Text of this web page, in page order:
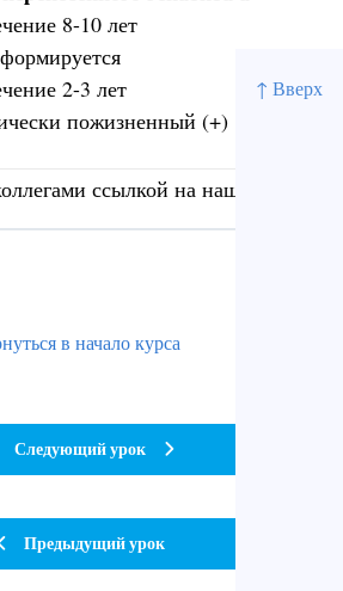
↑ Вверх
8-10 лет
2-3 лет
пожизненный (+)
ссылкой на наш сайт
Предыдущий урок
в начало курса
Следующий урок